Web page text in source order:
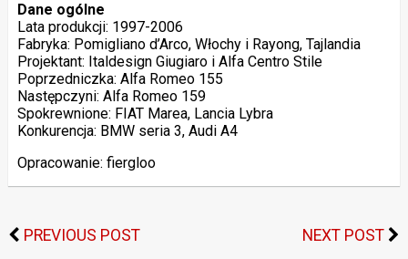
Dane ogólne
Lata produkcji: 1997-2006
Fabryka: Pomigliano d’Arco, Włochy i Rayong, Tajlandia
Projektant: Italdesign Giugiaro i Alfa Centro Stile
Poprzedniczka: Alfa Romeo 155
Następczyni: Alfa Romeo 159
Spokrewnione: FIAT Marea, Lancia Lybra
Konkurencja: BMW seria 3, Audi A4
Opracowanie: fiergloo
PREVIOUS POST NEXT POST